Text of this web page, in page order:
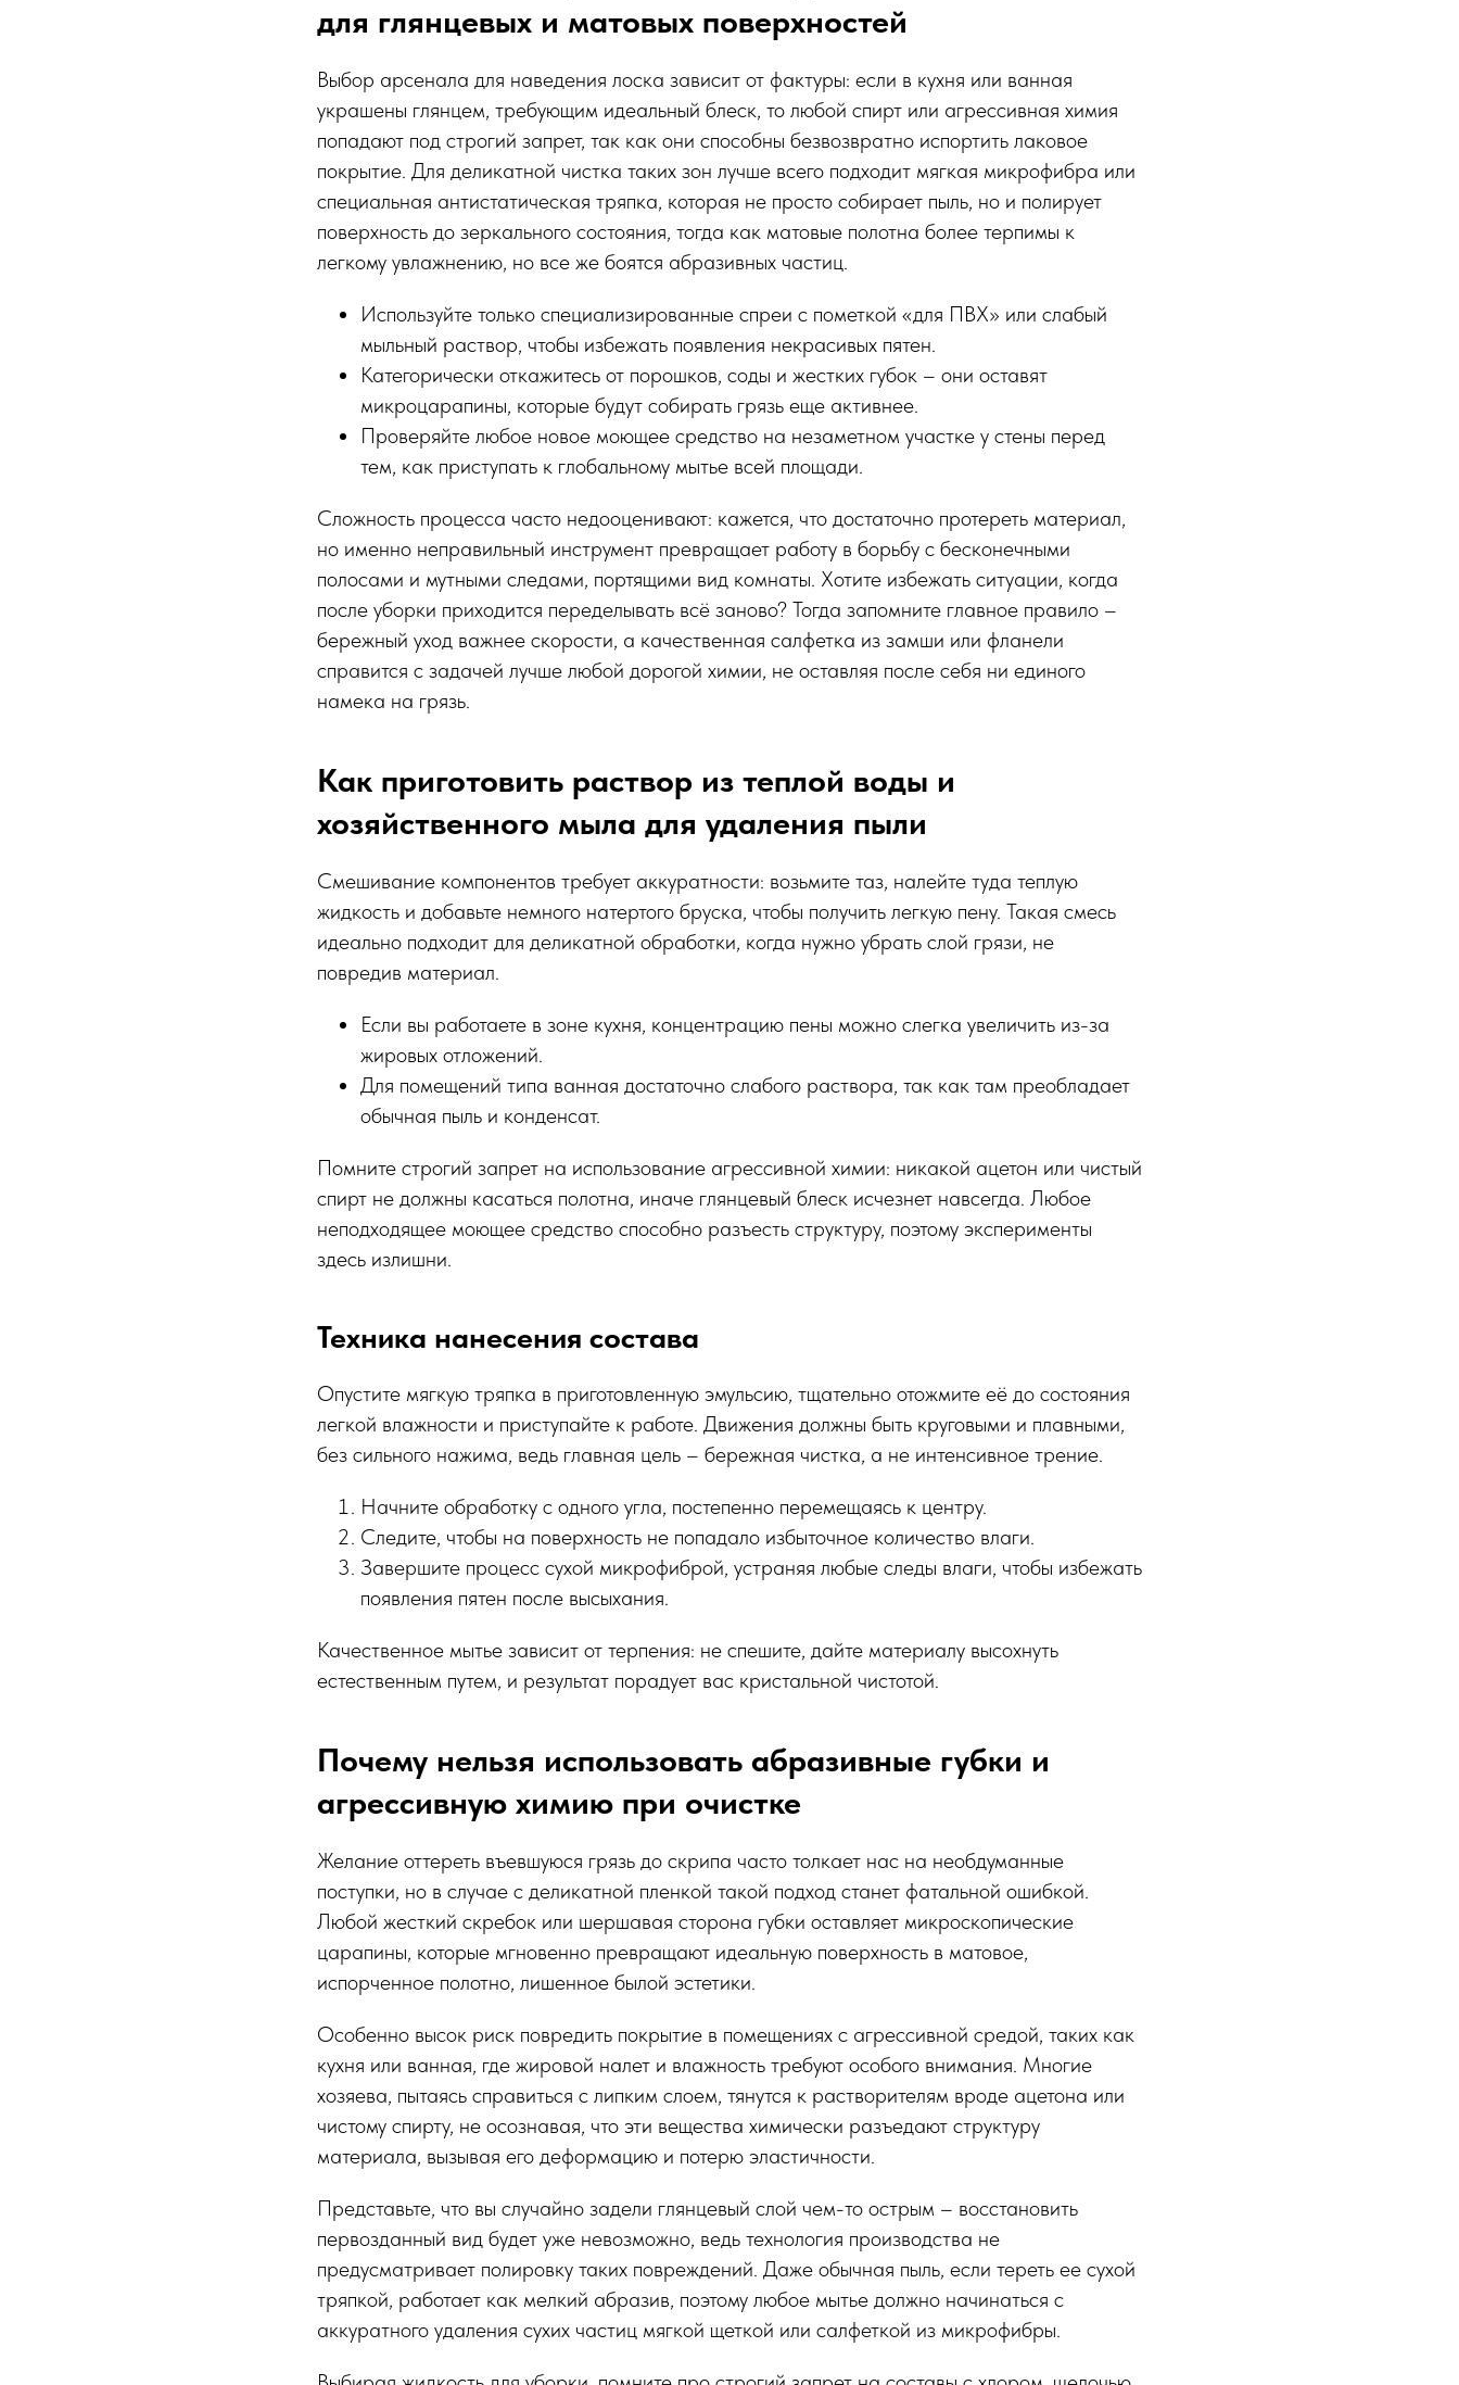
для глянцевых и матовых поверхностей
Выбор арсенала для наведения лоска зависит от фактуры: если в кухня или ванная
украшены глянцем, требующим идеальный блеск, то любой спирт или агрессивная химия
попадают под строгий запрет, так как они способны безвозвратно испортить лаковое
покрытие. Для деликатной чистка таких зон лучше всего подходит мягкая микрофибра или
специальная антистатическая тряпка, которая не просто собирает пыль, но и полирует
поверхность до зеркального состояния, тогда как матовые полотна более терпимы к
легкому увлажнению, но все же боятся абразивных частиц.
Используйте только специализированные спреи с пометкой «для ПВХ» или слабый
мыльный раствор, чтобы избежать появления некрасивых пятен.
Категорически откажитесь от порошков, соды и жестких губок – они оставят
микроцарапины, которые будут собирать грязь еще активнее.
Проверяйте любое новое моющее средство на незаметном участке у стены перед
тем, как приступать к глобальному мытье всей площади.
Сложность процесса часто недооценивают: кажется, что достаточно протереть материал,
но именно неправильный инструмент превращает работу в борьбу с бесконечными
полосами и мутными следами, портящими вид комнаты. Хотите избежать ситуации, когда
после уборки приходится переделывать всё заново? Тогда запомните главное правило –
бережный уход важнее скорости, а качественная салфетка из замши или фланели
справится с задачей лучше любой дорогой химии, не оставляя после себя ни единого
намека на грязь.
Как приготовить раствор из теплой воды и
хозяйственного мыла для удаления пыли
Смешивание компонентов требует аккуратности: возьмите таз, налейте туда теплую
жидкость и добавьте немного натертого бруска, чтобы получить легкую пену. Такая смесь
идеально подходит для деликатной обработки, когда нужно убрать слой грязи, не
повредив материал.
Если вы работаете в зоне кухня, концентрацию пены можно слегка увеличить из-за
жировых отложений.
Для помещений типа ванная достаточно слабого раствора, так как там преобладает
обычная пыль и конденсат.
Помните строгий запрет на использование агрессивной химии: никакой ацетон или чистый
спирт не должны касаться полотна, иначе глянцевый блеск исчезнет навсегда. Любое
неподходящее моющее средство способно разъесть структуру, поэтому эксперименты
здесь излишни.
Техника нанесения состава
Опустите мягкую тряпка в приготовленную эмульсию, тщательно отожмите её до состояния
легкой влажности и приступайте к работе. Движения должны быть круговыми и плавными,
без сильного нажима, ведь главная цель – бережная чистка, а не интенсивное трение.
Начните обработку с одного угла, постепенно перемещаясь к центру.
Следите, чтобы на поверхность не попадало избыточное количество влаги.
Завершите процесс сухой микрофиброй, устраняя любые следы влаги, чтобы избежать
появления пятен после высыхания.
Качественное мытье зависит от терпения: не спешите, дайте материалу высохнуть
естественным путем, и результат порадует вас кристальной чистотой.
Почему нельзя использовать абразивные губки и
агрессивную химию при очистке
Желание оттереть въевшуюся грязь до скрипа часто толкает нас на необдуманные
поступки, но в случае с деликатной пленкой такой подход станет фатальной ошибкой.
Любой жесткий скребок или шершавая сторона губки оставляет микроскопические
царапины, которые мгновенно превращают идеальную поверхность в матовое,
испорченное полотно, лишенное былой эстетики.
Особенно высок риск повредить покрытие в помещениях с агрессивной средой, таких как
кухня или ванная, где жировой налет и влажность требуют особого внимания. Многие
хозяева, пытаясь справиться с липким слоем, тянутся к растворителям вроде ацетона или
чистому спирту, не осознавая, что эти вещества химически разъедают структуру
материала, вызывая его деформацию и потерю эластичности.
Представьте, что вы случайно задели глянцевый слой чем-то острым – восстановить
первозданный вид будет уже невозможно, ведь технология производства не
предусматривает полировку таких повреждений. Даже обычная пыль, если тереть ее сухой
тряпкой, работает как мелкий абразив, поэтому любое мытье должно начинаться с
аккуратного удаления сухих частиц мягкой щеткой или салфеткой из микрофибры.